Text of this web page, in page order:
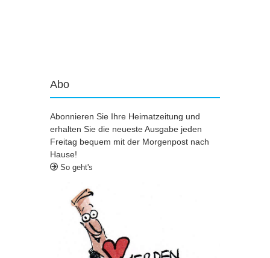
Abo
Abonnieren Sie Ihre Heimatzeitung und
erhalten Sie die neueste Ausgabe jeden
Freitag bequem mit der Morgenpost nach
Hause!
So geht's